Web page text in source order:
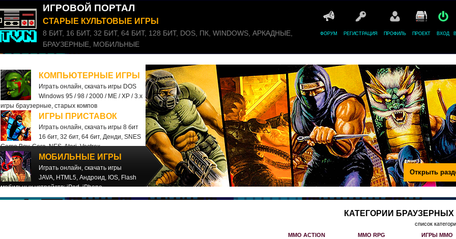
ИГРОВОЙ ПОРТАЛ
СТАРЫЕ КУЛЬТОВЫЕ ИГРЫ
8 БИТ, 16 БИТ, 32 БИТ, 64 БИТ, 128 БИТ, DOS, ПК, WINDOWS, АРКАДНЫЕ,
БРАУЗЕРНЫЕ, МОБИЛЬНЫЕ
ФОРУМ РЕГИСТРАЦИЯ ПРОФИЛЬ ПРОЕКТ ВХОД
КОМПЬЮТЕРНЫЕ ИГРЫ
Играть онлайн, скачать игры DOS
Windows 95 / 98 / 2000 / ME / XP / 3.x
игры браузерные, старых компов
ИГРЫ ПРИСТАВОК
Играть онлайн, скачать игры 8 бит
16 бит, 32 бит, 64 бит, Денди, SNES
Game Boy, Сега, NES, Atari, Vectrex
МОБИЛЬНЫЕ ИГРЫ
Играть онлайн, скачать игры
JAVA, HTML5, Андроид, IOS, Flash
мобильных устройств: iPad, iPhone
Открыть
КАТЕГОРИИ
список
MMO ACTION
MMO RPG ИГРЫ MMO